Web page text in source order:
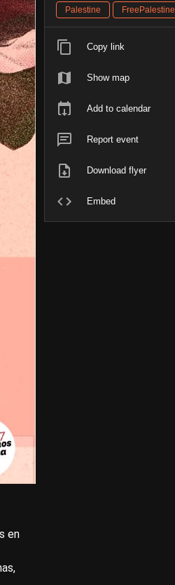
en
Palestine
FreePalestine
Copy link
Show map
Add to calendar
Report event
Download flyer
Embed